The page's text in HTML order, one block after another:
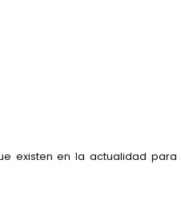
existen en la actualidad